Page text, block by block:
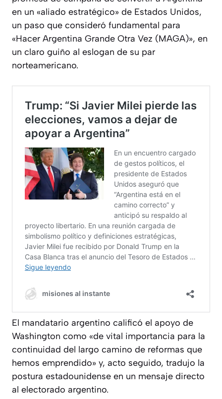
en un «aliado estratégico» de Estados Unidos,
un paso que consideró fundamental para
«Hacer Argentina Grande Otra Vez (MAGA)», en
un claro guiño al eslogan de su par
norteamericano.
El mandatario argentino calificó el apoyo de
Washington como «de vital importancia para la
continuidad del largo camino de reformas que
hemos emprendido» y, acto seguido, tradujo la
postura estadounidense en un mensaje directo
al electorado argentino.